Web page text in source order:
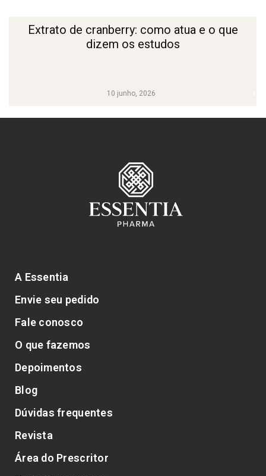
10 junho, 2026
Extrato de cranberry: como atua e o que
dizem os estudos
A Essentia
Envie seu pedido
Fale conosco
O que fazemos
Depoimentos
Blog
Dúvidas frequentes
Revista
Área do Prescritor